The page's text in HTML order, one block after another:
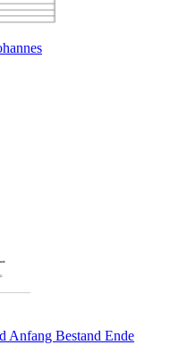
Anfang Bestand Ende